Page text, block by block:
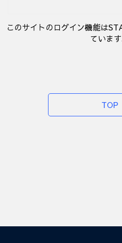
このサイトのログイン機能は
ています
TOP